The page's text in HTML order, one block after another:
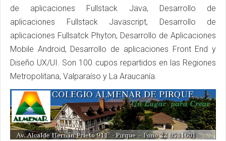
de aplicaciones Fullstack Java, Desarrollo de
aplicaciones Fullstack Javascript, Desarrollo de
aplicaciones Fullsatck Phyton, Desarrollo de Aplicaciones
Mobile Android, Desarrollo de aplicaciones Front End y
Diseño UX/UI. Son 100 cupos repartidos en las Regiones
Metropolitana, Valparaíso y La Araucanía.